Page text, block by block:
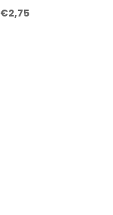
Oorspronkelijke
€2,75Huidige